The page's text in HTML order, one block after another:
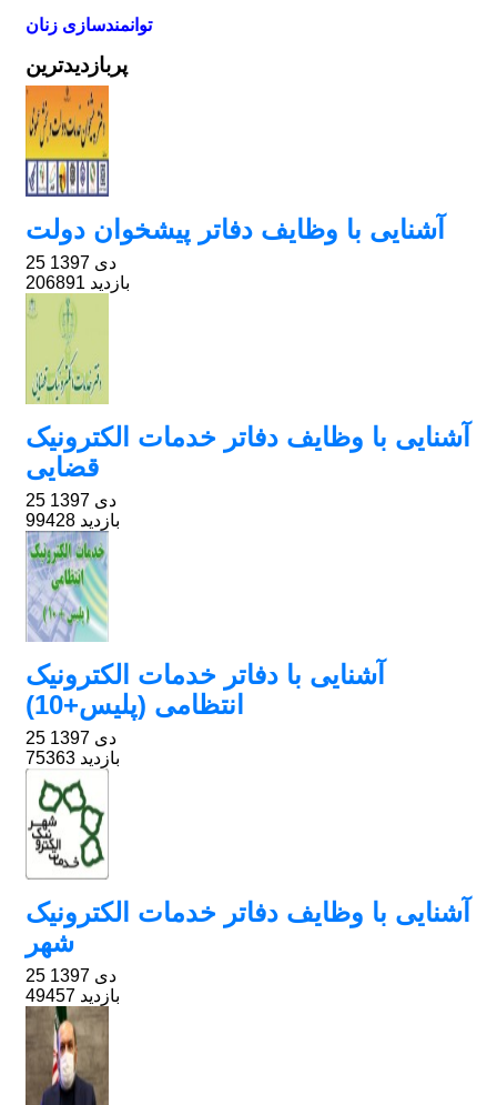
توانمندسازی زنان
پربازدیدترین
آشنایی با وظایف دفاتر پیشخوان دولت
25 دی 1397
206891 بازدید
آشنایی با وظایف دفاتر خدمات الکترونیک
قضایی
25 دی 1397
99428 بازدید
آشنایی با دفاتر خدمات الکترونیک
انتظامی (پلیس+10)
25 دی 1397
75363 بازدید
آشنایی با وظایف دفاتر خدمات الکترونیک
شهر
25 دی 1397
49457 بازدید